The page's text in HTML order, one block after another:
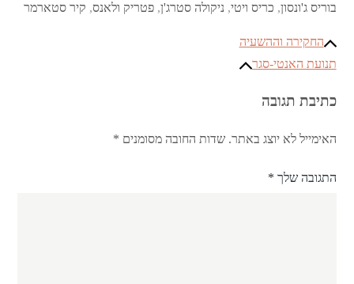
בוריס ג'ונסון, כריס ויטי, ניקולה סטרג'ן,פטריק ולאנס, קיר סטארמר
ניווט
החקירה וההשעיה
תנועת האנטי-סגר
כתיבת תגובה
האימייל לא יוצג באתר. שדות החובה מסומנים *
התגובה שלך *